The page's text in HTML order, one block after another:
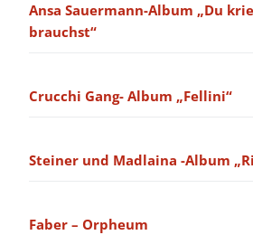
Ansa Sauermann-Album „Du
brauchst“
Crucchi Gang- Album „Fellini“
Steiner und Madlaina -Album
Faber – Orpheum